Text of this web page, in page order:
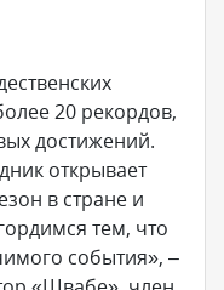
20 рекордов,
достижений.
открывает
в стране и
тем, что
события», –